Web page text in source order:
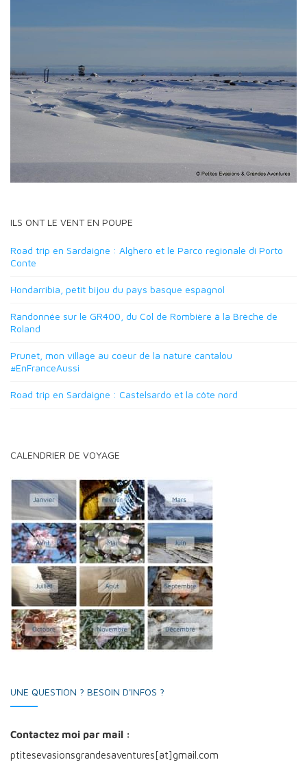
ILS ONT LE VENT EN POUPE
Road trip en Sardaigne : Alghero et le Parco regionale di Porto
Conte
Hondarribia, petit bijou du pays basque espagnol
Randonnée sur le GR400, du Col de Rombière à la Brèche de
Roland
Prunet, mon village au coeur de la nature cantalou
#EnFranceAussi
Road trip en Sardaigne : Castelsardo et la côte nord
CALENDRIER DE VOYAGE
UNE QUESTION ? BESOIN D'INFOS ?
Contactez moi par mail :
ptitesevasionsgrandesaventures[at]gmail.com